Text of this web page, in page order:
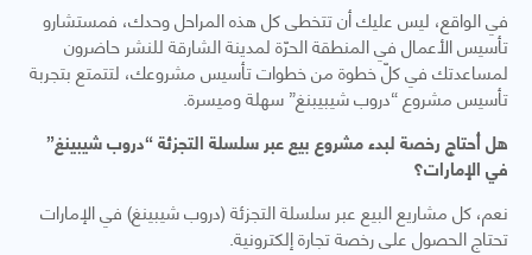
في الواقع، ليس عليك أن تتخطى كل هذه المراحل وحدك، فمستشارو
تأسيس الأعمال في المنطقة الحرّة لمدينة الشارقة للنشر حاضرون
لمساعدتك في كلّ خطوة من خطوات تأسيس مشروعك، لتتمتع بتجربة
تأسيس مشروع “دروب شيبيبنغ” سهلة وميسرة.
هل أحتاج رخصة لبدء مشروع بيع عبر سلسلة التجزئة “دروب شيبينغ”
في الإمارات؟
نعم، كل مشاريع البيع عبر سلسلة التجزئة (دروب شيبينغ) في الإمارات
تحتاج الحصول على رخصة تجارة إلكترونية.